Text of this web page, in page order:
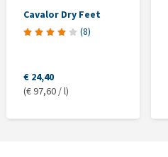
Cavalor Dry Feet
(8)
€ 24,40
(€ 97,60 / l)